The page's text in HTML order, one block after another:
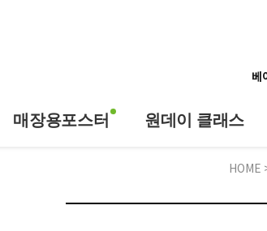
베
매장용포스터 원데이 클래스
HOME